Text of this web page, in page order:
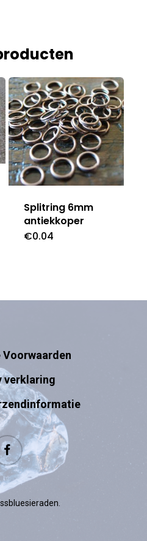
Splitring 6mm
antiekkoper
€0.04
Voorwaarden
verklaring